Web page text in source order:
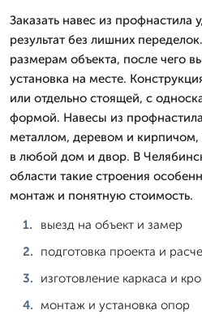
Заказать навес из профнастила
результат без лишних
размерам объекта, после чего
установка на месте.
или отдельно стоящей, с
формой. Навесы из
металлом, деревом и кирпичом,
в любой дом и двор. В
области такие строения
монтаж и понятную стоимость.
выезд на объект и замер
подготовка проекта и
изготовление каркаса и
монтаж и установка опор